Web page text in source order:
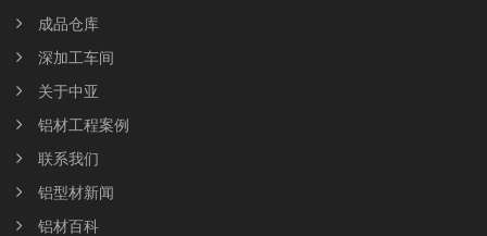
成品仓库
深加工车间
关于中亚
铝材工程案例
联系我们
铝型材新闻
铝材百科